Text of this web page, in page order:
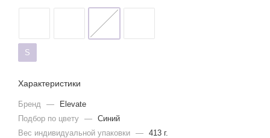
S
Характеристики
Бренд —
Elevate
Подбор по цвету — Синий
Вес индивидуальной упаковки — 413 г.